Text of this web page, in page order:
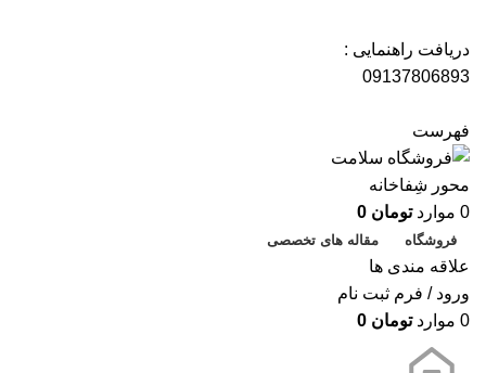
دریافت راهنمایی :
09137806893
فهرست
0 موارد تومان
فروشگاه مقاله های تخصصی
علاقه مندی ها
ورود / فرم ثبت نام
0 موارد تومان